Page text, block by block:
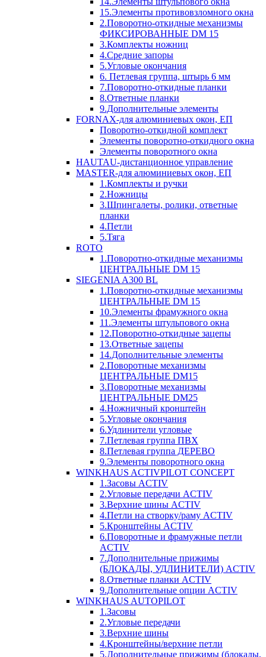
15.Элементы противовзломного окна
2.Поворотно-откидные механизмы
ФИКСИРОВАННЫЕ DM 15
3.Комплекты ножниц
4.Средние запоры
5.Угловые окончания
6. Петлевая группа, штырь 6 мм
7.Поворотно-откидные планки
8.Ответные планки
9.Дополнительные элементы
FORNAX-для алюминиевых окон, ЕП
Поворотно-откидной комплект
Элементы поворотно-откидного окна
Элементы поворотного окна
HAUTAU-дистанционное управление
MASTER-для алюминиевых окон, ЕП
1.Комплекты и ручки
2.Ножницы
3.Шпингалеты, ролики, ответные
планки
4.Петли
5.Тяга
ROTO
1.Поворотно-откидные механизмы
ЦЕНТРАЛЬНЫЕ DM 15
SIEGENIA A300 BL
1.Поворотно-откидные механизмы
ЦЕНТРАЛЬНЫЕ DM 15
10.Элементы фрамужного окна
11.Элементы штульпового окна
12.Поворотно-откидные зацепы
13.Ответные зацепы
14.Дополнительные элементы
2.Поворотные механизмы
ЦЕНТРАЛЬНЫЕ DM15
3.Поворотные механизмы
ЦЕНТРАЛЬНЫЕ DM25
4.Ножничный кронштейн
5.Угловые окончания
6.Удлинители угловые
7.Петлевая группа ПВХ
8.Петлевая группа ДЕРЕВО
9.Элементы поворотного окна
WINKHAUS ACTIVPILOT CONCEPT
1.Засовы ACTIV
2.Угловые передачи ACTIV
3.Верхние шины ACTIV
4.Петли на створку/раму ACTIV
5.Кронштейны ACTIV
6.Поворотные и фрамужные петли
ACTIV
7.Дополнительные прижимы
(БЛОКАДЫ, УДЛИНИТЕЛИ) ACTIV
8.Ответные планки ACTIV
9.Дополнительные опции ACTIV
WINKHAUS AUTOPILOT
1.Засовы
2.Угловые передачи
3.Верхние шины
4.Кронштейны/верхние петли
5.Дополнительные прижимы (блокады,